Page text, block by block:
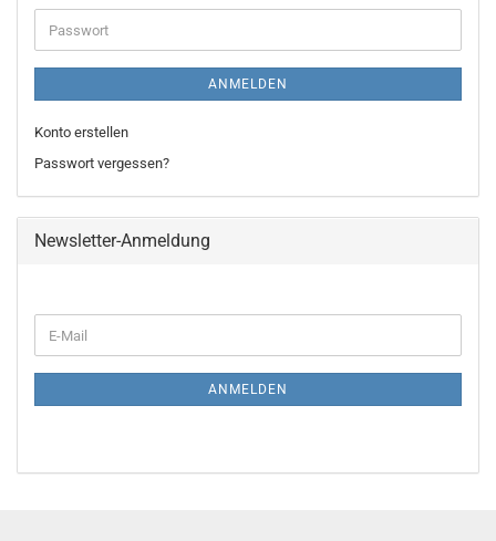
Adresse
Passwort
ANMELDEN
Konto erstellen
Passwort vergessen?
Newsletter-Anmeldung
ZUR
E-
Mail
ANMELDEN